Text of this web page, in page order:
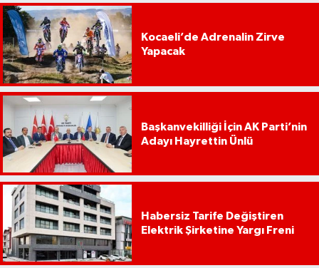
Kocaeli’de Adrenalin Zirve
Yapacak
Başkanvekilliği İçin AK Parti’nin
Adayı Hayrettin Ünlü
Habersiz Tarife Değiştiren
Elektrik Şirketine Yargı Freni